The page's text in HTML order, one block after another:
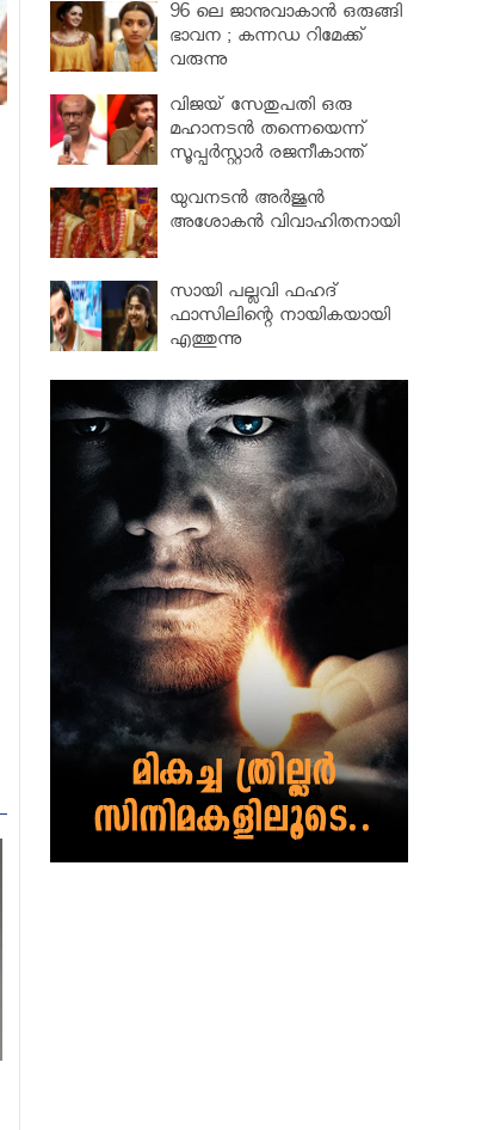
96 ലെ ജാനുവാകാന്‍ ഒരുങ്ങി
ഭാവന ; കന്നഡ റിമേക്ക്
വരുന്നു
വിജയ് സേതുപതി ഒരു
മഹാനടന്‍ തന്നെയെന്ന്
സൂപ്പര്‍സ്റ്റാര്‍ രജനീകാന്ത്
യുവനടന്‍ അര്‍ജുന്‍
അശോകന്‍ വിവാഹിതനായി
സായി പല്ലവി ഫഹദ്
ഫാസിലിന്റെ നായികയായി
എത്തുന്നു